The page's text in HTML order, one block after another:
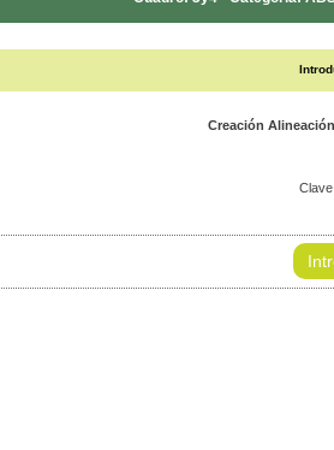
Creación